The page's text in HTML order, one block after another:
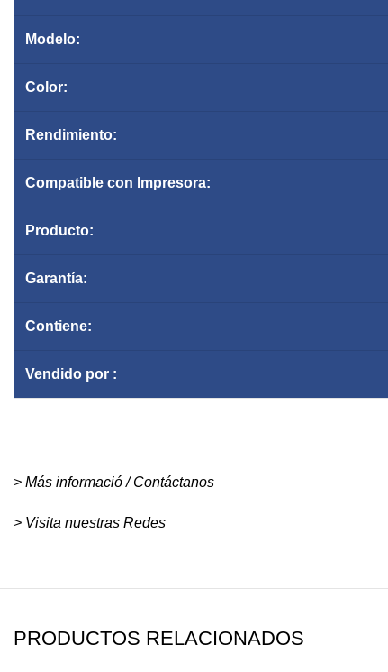
Modelo:
Color:
Rendimiento:
Compatible con Impresora:
Producto:
Garantía:
Contiene:
Vendido por :
> Más informació / Contáctanos
> Visita nuestras Redes
PRODUCTOS RELACIONADOS